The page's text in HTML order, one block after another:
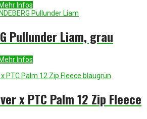
Mehr Infos
Pullunder Liam, grau
Mehr Infos
x PTC Palm 12 Zip Fleece